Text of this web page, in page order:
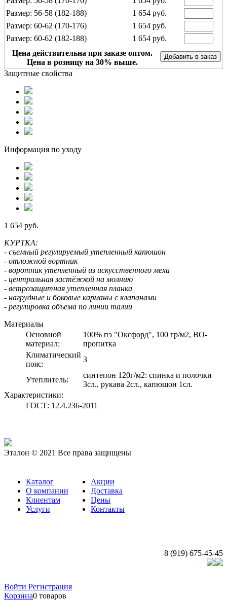
Размер: 56-58 (182-188)
1 654 руб.
Размер: 60-62 (170-176)
1 654 руб.
Размер: 60-62 (182-188)
1 654 руб.
Размер: 64-66 (170-176)
1 654 руб.
Размер: 64-66 (182-188)
1 654 руб.
Цена действительна при заказе оптом.
Цена в розницу на 30% выше.
Защитные свойства
Информация по уходу
1 654 руб.
КУРТКА:
- съемный регулируемый утепленный капюшон
- отложной вортник
- воротник утепленный из искусственного меха
- центральная застёжкой на молнию
- ветрозащитная утепленная планка
- нагрудные и боковые карманы с клапанами
- регулировка объема по линии талии
Материалы
Основной
материал:
100% пэ "Оксфорд", 100 гр/м2, ВО-
пропитка
Климатический
пояс:
3
Утеплитель:
синтепон 120г/м2: спинка и полочки
3сл., рукава 2сл., капюшон 1сл.
Характеристики:
ГОСТ: 12.4.236-2011
Эталон © 2021 Все права защищены
Каталог
О компании
Клиентам
Услуги
Акции
Доставка
Цены
Контакты
8 (919) 675-45-45
Войти Регистрация
Корзина0 товаров